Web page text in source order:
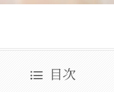
目次